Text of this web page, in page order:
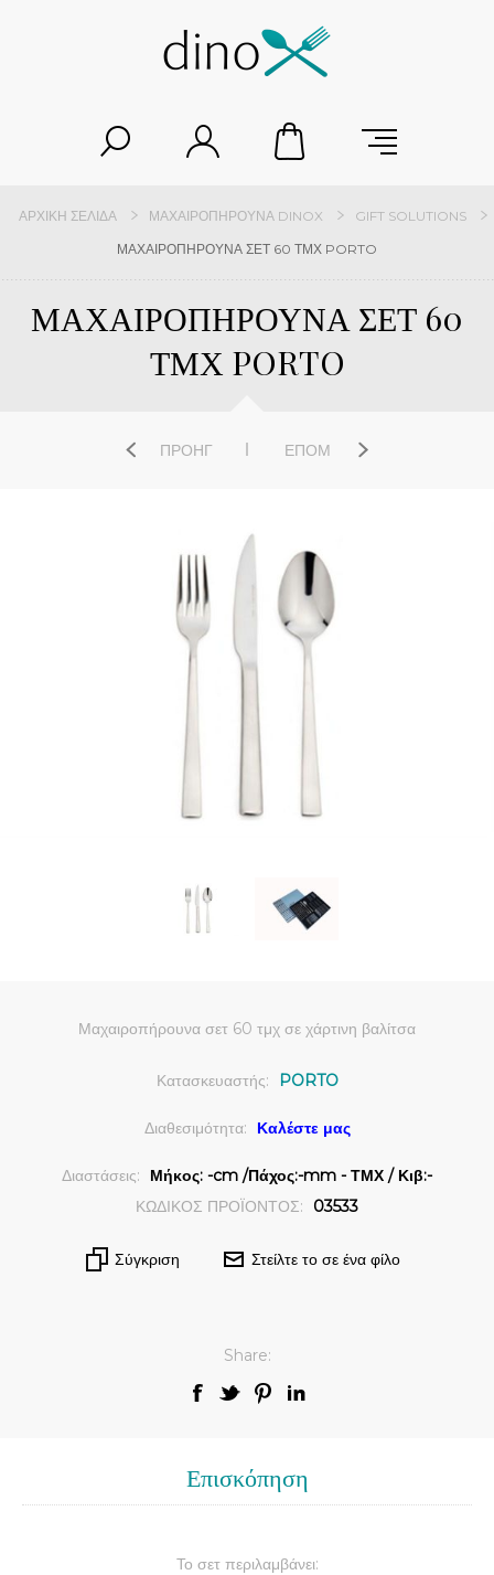
ΑΡΧΙΚΉ ΣΕΛΊΔΑ ΜΑΧΑΙΡΟΠΉΡΟΥΝΑ DINOX
GIFT SOLUTIONS
ΜΑΧΑΙΡΟΠΗΡΟΥΝΑ ΣΕΤ 60 ΤΜΧ PORTO
ΜΑΧΑΙΡΟΠΗΡΟΥΝΑ ΣΕΤ 60
ΤΜΧ PORTO
ΠΡΟΗΓ ΕΠΌΜ
Μαχαιροπήρουνα σετ 60 τμχ σε χάρτινη βαλίτσα
Κατασκευαστής: PORTO
Διαθεσιμότητα: Καλέστε μας
Διαστάσεις:
Μήκος: -cm /Πάχος:-mm - ΤΜΧ / Κιβ:-
ΚΩΔΙΚΟΣ ΠΡΟΪΟΝΤΟΣ:
03533
Σύγκριση Στείλτε το σε ένα φίλο
Share:
Επισκόπηση
Το σετ περιλαμβάνει: